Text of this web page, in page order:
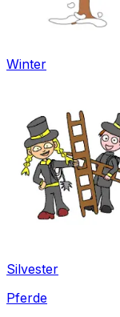
Winter
Silvester
Pferde